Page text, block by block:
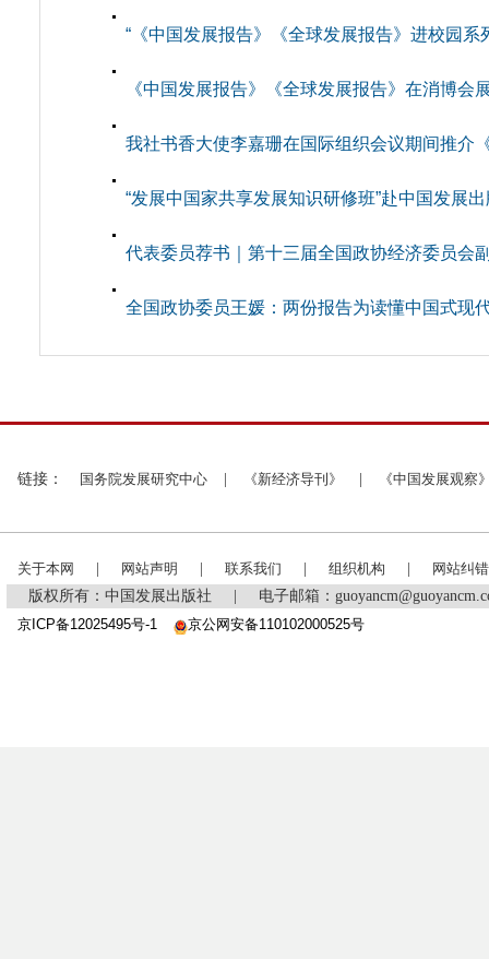
“《中国发展报告》《全球发展报告》进校园系
《中国发展报告》《全球发展报告》在消博会
我社书香大使李嘉珊在国际组织会议期间推介
“发展中国家共享发展知识研修班”赴中国发展
代表委员荐书｜第十三届全国政协经济委员会
全国政协委员王媛：两份报告为读懂中国式现
链接： 国务院发展研究中心 《新经济导刊》 《中国发展观察
关于本网 网站声明 联系我们 组织机构
网站纠错
版权所有：中国发展出版社
电子邮箱：
京ICP备12025495号-1
京公网安备110102000525号